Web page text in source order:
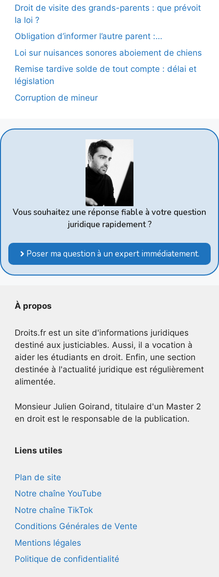
Droit de visite des grands-parents : que prévoit
la loi ?
Obligation d’informer l’autre parent :…
Loi sur nuisances sonores aboiement de chiens
Remise tardive solde de tout compte : délai et
législation
Corruption de mineur
Vous souhaitez une réponse fiable à votre question
juridique rapidement ?
Poser ma question à un expert immédiatement.
À propos
Droits.fr est un site d'informations juridiques
destiné aux justiciables. Aussi, il a vocation à
aider les étudiants en droit. Enfin, une section
destinée à l'actualité juridique est régulièrement
alimentée.
Monsieur Julien Goirand, titulaire d'un Master 2
en droit est le responsable de la publication.
Liens utiles
Plan de site
Notre chaîne YouTube
Notre chaîne TikTok
Conditions Générales de Vente
Mentions légales
Politique de confidentialité